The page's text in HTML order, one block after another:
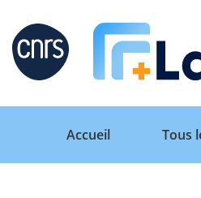
Retour
Accueil
Tous